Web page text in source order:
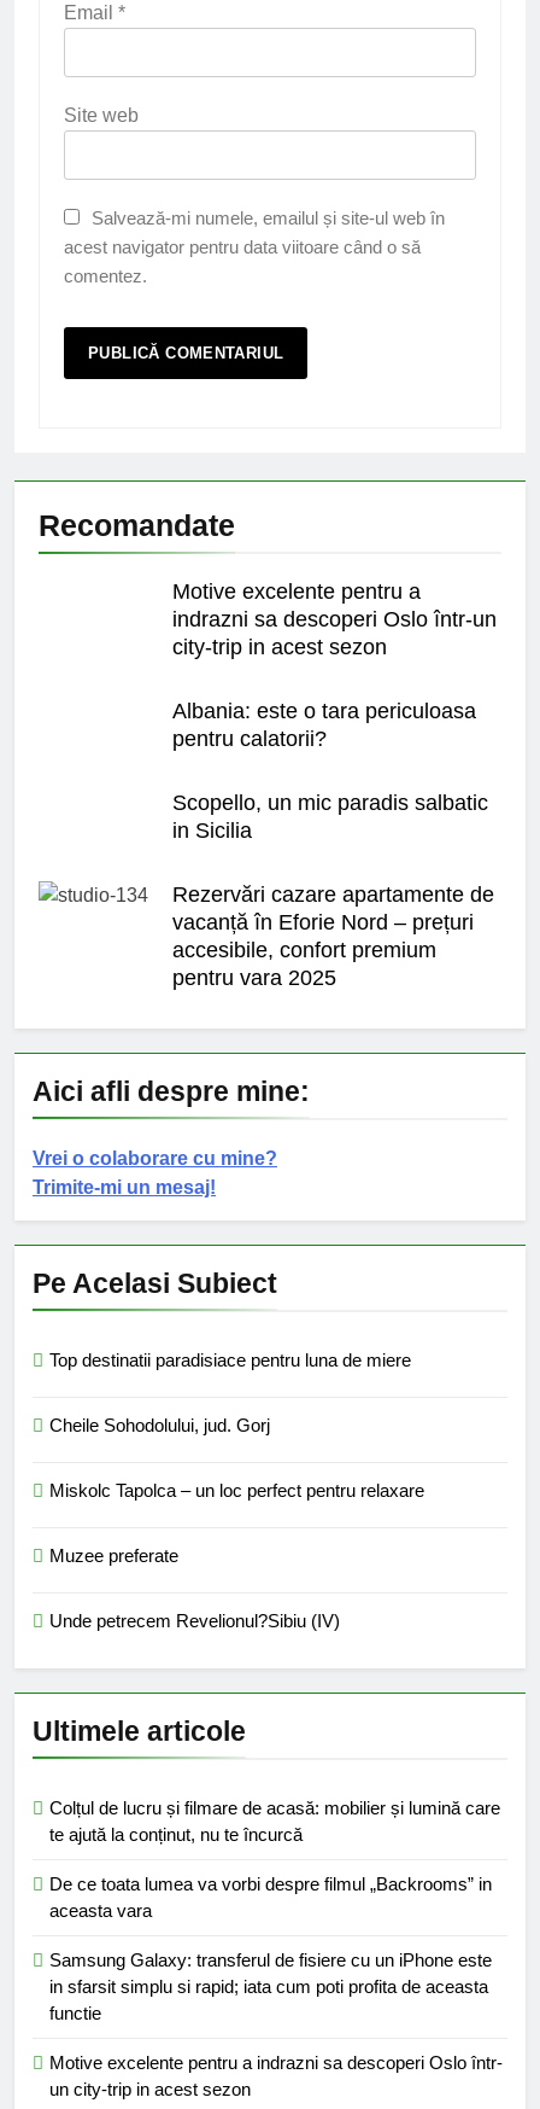
Email *
Site web
Salvează-mi numele, emailul și site-ul web în
acest navigator pentru data viitoare când o să
comentez.
Recomandate
Motive excelente pentru a
indrazni sa descoperi Oslo într-un
city-trip in acest sezon
Albania: este o tara periculoasa
pentru calatorii?
Scopello, un mic paradis salbatic
in Sicilia
Rezervări cazare apartamente de
vacanță în Eforie Nord – prețuri
accesibile, confort premium
pentru vara 2025
Aici afli despre mine:
Vrei o colaborare cu mine?
Trimite-mi un mesaj!
Pe Acelasi Subiect
Top destinatii paradisiace pentru luna de miere
Cheile Sohodolului, jud. Gorj
Miskolc Tapolca – un loc perfect pentru relaxare
Muzee preferate
Unde petrecem Revelionul?Sibiu (IV)
Ultimele articole
Colțul de lucru și filmare de acasă: mobilier și lumină care
te ajută la conținut, nu te încurcă
De ce toata lumea va vorbi despre filmul „Backrooms” in
aceasta vara
Samsung Galaxy: transferul de fisiere cu un iPhone este
in sfarsit simplu si rapid; iata cum poti profita de aceasta
functie
Motive excelente pentru a indrazni sa descoperi Oslo într-
un city-trip in acest sezon